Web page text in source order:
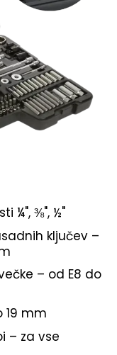
¼", ⅜", ½"
ključev –
– od E8 do
19 mm
– za vse